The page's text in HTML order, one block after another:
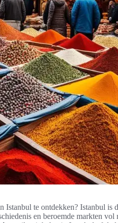
Istanbul te ontdekken? Istanbul is
en beroemde markten vol